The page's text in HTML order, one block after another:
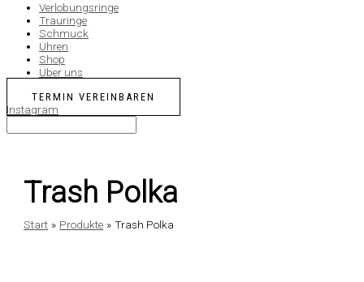
Verlobungsringe
Trauringe
Schmuck
Uhren
Shop
Über uns
TERMIN VEREINBAREN
Instagram
Trash Polka
Start Produkte Trash Polka